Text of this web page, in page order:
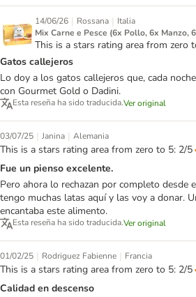
14/06/26 | Rossana | Italia
Mix Carne e Pesce (6x Pollo, 6x Manzo,
This is a stars rating area from zero
Gatos callejeros
Lo doy a los gatos callejeros que, cada
con Gourmet Gold o Dadini.
Esta reseña ha sido traducida.Ver original
03/07/25 | Janina | Alemania
This is a stars rating area from zero to 5: 2/5
Fue un pienso excelente.
Pero ahora lo rechazan por completo desde
tengo muchas latas aquí y las voy a donar.
encantaba este alimento.
Esta reseña ha sido traducida.Ver original
01/02/25 | Rodriguez Fabienne | Francia
This is a stars rating area from zero to 5: 2/5
Calidad en descenso